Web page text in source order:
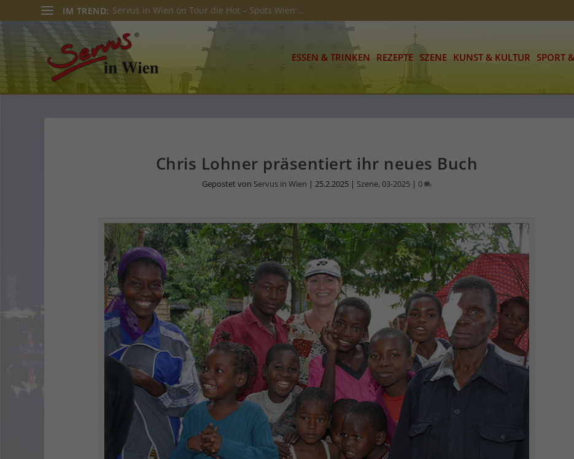
IM TREND: Servus in Wien on Tour die Hot – Spots Wien’...
ESSEN & TRINKEN REZEPTE SZENE KUNST & KULTUR SPORT
Chris Lohner präsentiert ihr neues Buch
Gepostet von Servus in Wien | 25.2.2025 | Szene,03-2025 | 0